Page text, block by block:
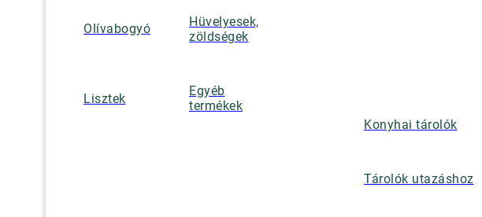
Olívabogyó
Hüvelyesek,
zöldségek
Lisztek
Egyéb
termékek
Konyhai tárolók
Tárolók utazáshoz